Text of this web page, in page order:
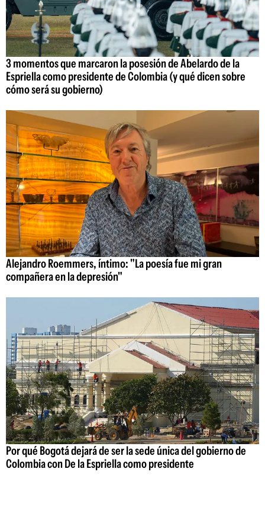
3 momentos que marcaron la posesión de Abelardo de la
Espriella como presidente de Colombia (y qué dicen sobre
cómo será su gobierno)
Alejandro Roemmers, íntimo: "La poesía fue mi gran
compañera en la depresión"
Por qué Bogotá dejará de ser la sede única del gobierno de
Colombia con De la Espriella como presidente